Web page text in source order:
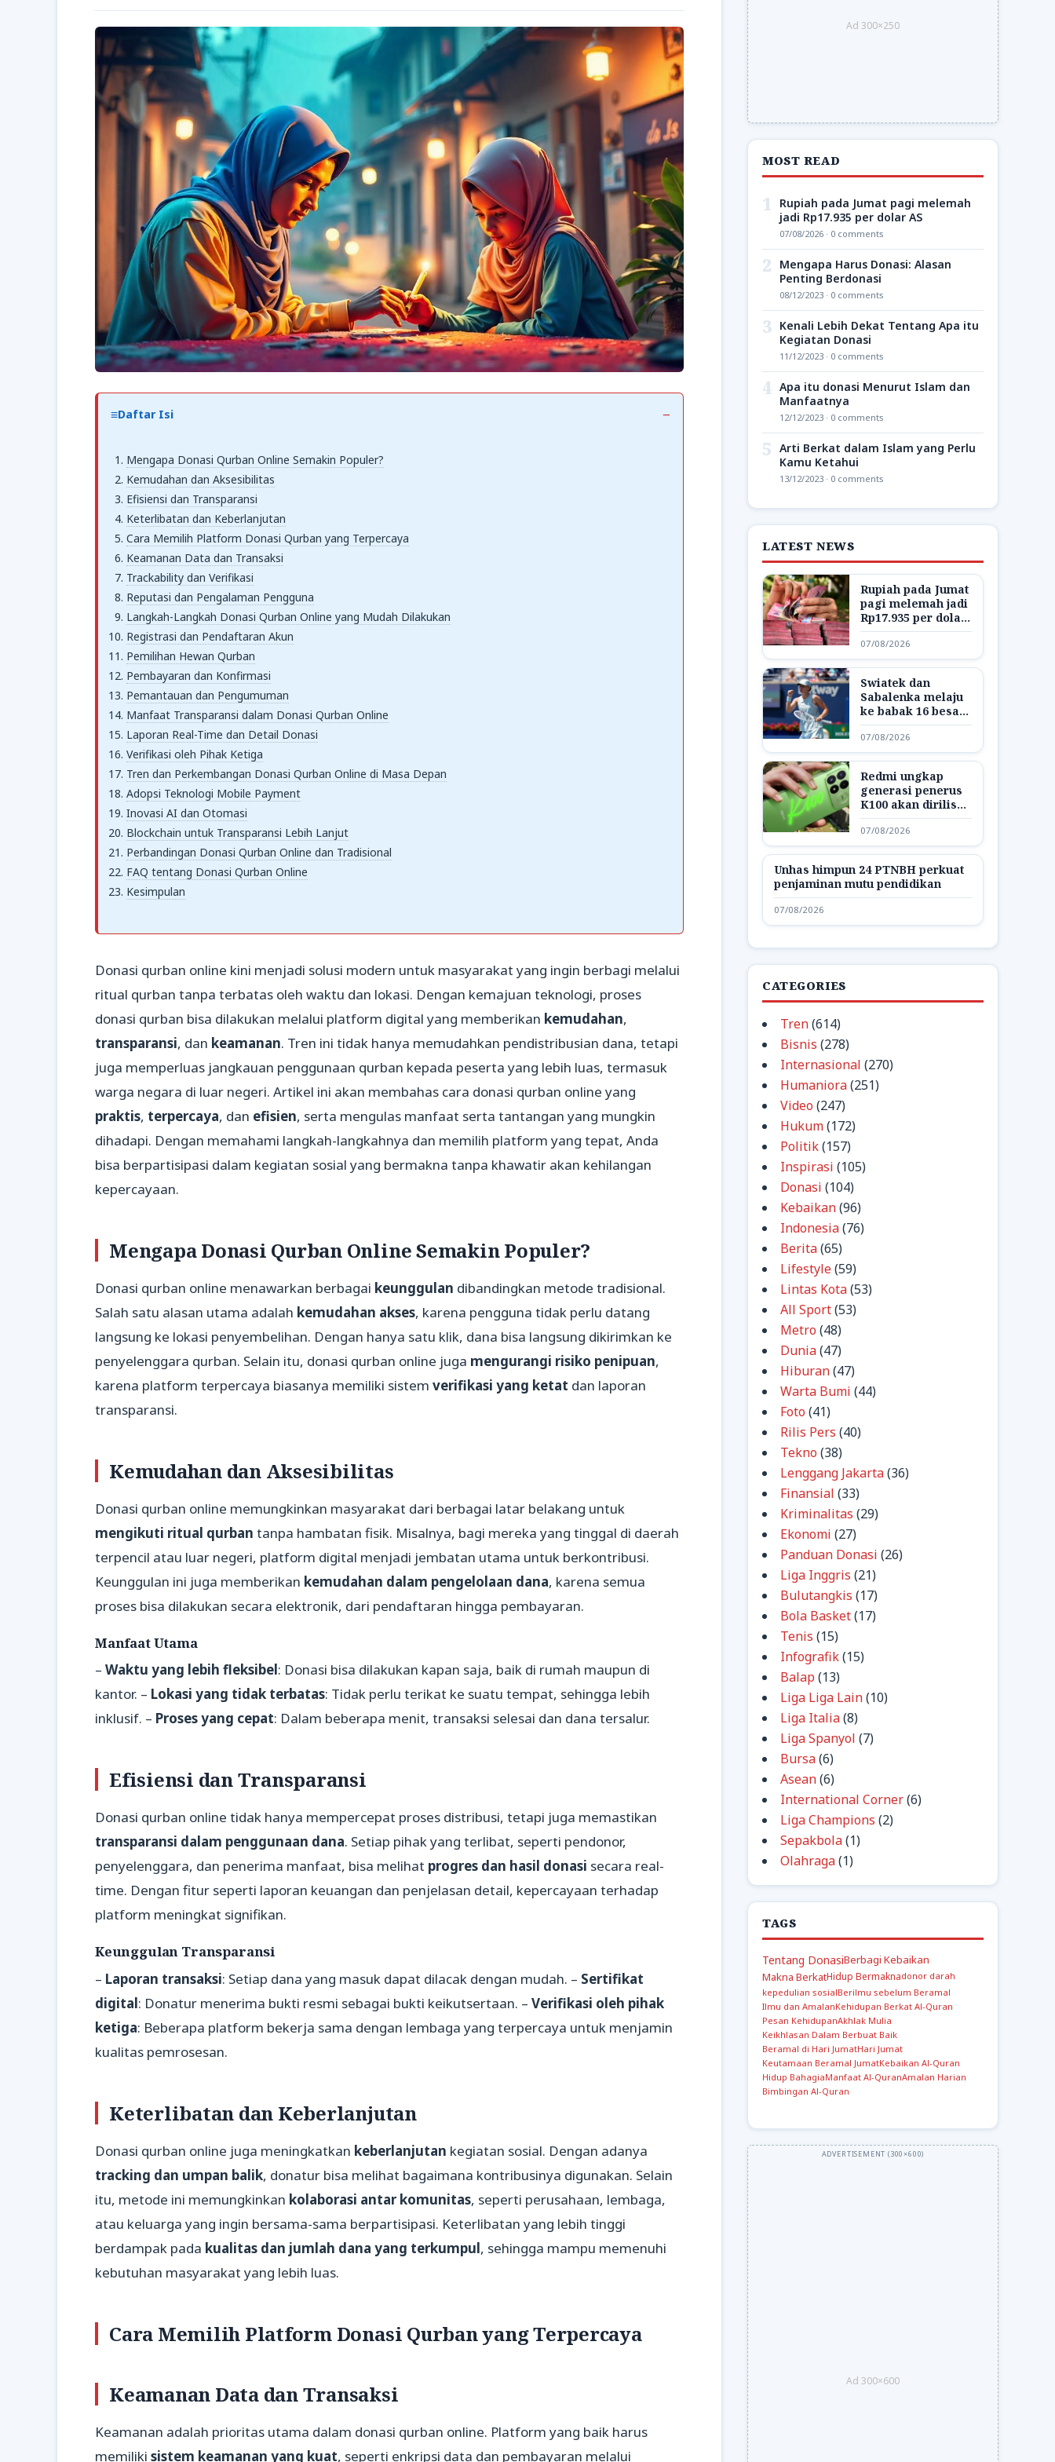
Daftar Isi
Mengapa Donasi Qurban Online Semakin Populer?
Kemudahan dan Aksesibilitas
Efisiensi dan Transparansi
Keterlibatan dan Keberlanjutan
Cara Memilih Platform Donasi Qurban yang Terpercaya
Keamanan Data dan Transaksi
Trackability dan Verifikasi
Reputasi dan Pengalaman Pengguna
Langkah-Langkah Donasi Qurban Online yang Mudah Dilakukan
Registrasi dan Pendaftaran Akun
Pemilihan Hewan Qurban
Pembayaran dan Konfirmasi
Pemantauan dan Pengumuman
Manfaat Transparansi dalam Donasi Qurban Online
Laporan Real-Time dan Detail Donasi
Verifikasi oleh Pihak Ketiga
Tren dan Perkembangan Donasi Qurban Online di Masa Depan
Adopsi Teknologi Mobile Payment
Inovasi AI dan Otomasi
Blockchain untuk Transparansi Lebih Lanjut
Perbandingan Donasi Qurban Online dan Tradisional
FAQ tentang Donasi Qurban Online
Kesimpulan
Donasi qurban online kini menjadi solusi modern untuk masyarakat yang ingin berbagi melalui
ritual qurban tanpa terbatas oleh waktu dan lokasi. Dengan kemajuan teknologi, proses
donasi qurban bisa dilakukan melalui platform digital yang memberikan kemudahan,
transparansi, dan keamanan. Tren ini tidak hanya memudahkan pendistribusian dana, tetapi
juga memperluas jangkauan penggunaan qurban kepada peserta yang lebih luas, termasuk
warga negara di luar negeri. Artikel ini akan membahas cara donasi qurban online yang
praktis, terpercaya, dan efisien, serta mengulas manfaat serta tantangan yang mungkin
dihadapi. Dengan memahami langkah-langkahnya dan memilih platform yang tepat, Anda
bisa berpartisipasi dalam kegiatan sosial yang bermakna tanpa khawatir akan kehilangan
kepercayaan.
Mengapa Donasi Qurban Online Semakin Populer?
Donasi qurban online menawarkan berbagai keunggulan dibandingkan metode tradisional.
Salah satu alasan utama adalah kemudahan akses, karena pengguna tidak perlu datang
langsung ke lokasi penyembelihan. Dengan hanya satu klik, dana bisa langsung dikirimkan ke
penyelenggara qurban. Selain itu, donasi qurban online juga mengurangi risiko penipuan,
karena platform terpercaya biasanya memiliki sistem verifikasi yang ketat dan laporan
transparansi.
Kemudahan dan Aksesibilitas
Donasi qurban online memungkinkan masyarakat dari berbagai latar belakang untuk
mengikuti ritual qurban tanpa hambatan fisik. Misalnya, bagi mereka yang tinggal di daerah
terpencil atau luar negeri, platform digital menjadi jembatan utama untuk berkontribusi.
Keunggulan ini juga memberikan kemudahan dalam pengelolaan dana, karena semua
proses bisa dilakukan secara elektronik, dari pendaftaran hingga pembayaran.
Manfaat Utama
– Waktu yang lebih fleksibel: Donasi bisa dilakukan kapan saja, baik di rumah maupun di
kantor. – Lokasi yang tidak terbatas: Tidak perlu terikat ke suatu tempat, sehingga lebih
inklusif. – Proses yang cepat: Dalam beberapa menit, transaksi selesai dan dana tersalur.
Efisiensi dan Transparansi
Donasi qurban online tidak hanya mempercepat proses distribusi, tetapi juga memastikan
transparansi dalam penggunaan dana. Setiap pihak yang terlibat, seperti pendonor,
penyelenggara, dan penerima manfaat, bisa melihat progres dan hasil donasi secara real-
time. Dengan fitur seperti laporan keuangan dan penjelasan detail, kepercayaan terhadap
platform meningkat signifikan.
Keunggulan Transparansi
– Laporan transaksi: Setiap dana yang masuk dapat dilacak dengan mudah. – Sertifikat
digital: Donatur menerima bukti resmi sebagai bukti keikutsertaan. – Verifikasi oleh pihak
ketiga: Beberapa platform bekerja sama dengan lembaga yang terpercaya untuk menjamin
kualitas pemrosesan.
Keterlibatan dan Keberlanjutan
Donasi qurban online juga meningkatkan keberlanjutan kegiatan sosial. Dengan adanya
tracking dan umpan balik, donatur bisa melihat bagaimana kontribusinya digunakan. Selain
itu, metode ini memungkinkan kolaborasi antar komunitas, seperti perusahaan, lembaga,
atau keluarga yang ingin bersama-sama berpartisipasi. Keterlibatan yang lebih tinggi
berdampak pada kualitas dan jumlah dana yang terkumpul, sehingga mampu memenuhi
kebutuhan masyarakat yang lebih luas.
Cara Memilih Platform Donasi Qurban yang Terpercaya
Keamanan Data dan Transaksi
Keamanan adalah prioritas utama dalam donasi qurban online. Platform yang baik harus
memiliki sistem keamanan yang kuat, seperti enkripsi data dan pembayaran melalui
Ad 300×250
MOST READ
1
Rupiah pada Jumat pagi melemah
jadi Rp17.935 per dolar AS
07/08/2026 · 0 comments
2
Mengapa Harus Donasi: Alasan
Penting Berdonasi
08/12/2023 · 0 comments
3 Kenali Lebih Dekat Tentang Apa itu
Kegiatan Donasi
11/12/2023 · 0 comments
4 Apa itu donasi Menurut Islam dan
Manfaatnya
12/12/2023 · 0 comments
5 Arti Berkat dalam Islam yang Perlu
Kamu Ketahui
13/12/2023 · 0 comments
LATEST NEWS
Rupiah pada Jumat
pagi melemah jadi
Rp17.935 per dolar
AS
07/08/2026
Swiatek dan
Sabalenka melaju
ke babak 16 besar
WTA 1000 Toronto
07/08/2026
Redmi ungkap
generasi penerus
K100 akan dirilis
dengan nama K200
07/08/2026
Unhas himpun 24 PTNBH perkuat
penjaminan mutu pendidikan
07/08/2026
CATEGORIES
Tren(614)
Bisnis (278)
Internasional (270)
Humaniora(251)
Video (247)
Hukum(172)
Politik(157)
Inspirasi (105)
Donasi (104)
Kebaikan(96)
Indonesia(76)
Berita(65)
Lifestyle(59)
Lintas Kota(53)
All Sport(53)
Metro (48)
Dunia(47)
Hiburan(47)
Warta Bumi (44)
Foto (41)
Rilis Pers (40)
Tekno (38)
Lenggang Jakarta(36)
Finansial (33)
Kriminalitas (29)
Ekonomi (27)
Panduan Donasi (26)
Liga Inggris (21)
Bulutangkis (17)
Bola Basket(17)
Tenis (15)
Infografik(15)
Balap (13)
Liga Liga Lain(10)
Liga Italia(8)
Liga Spanyol (7)
Bursa(6)
Asean(6)
International Corner(6)
Liga Champions (2)
Sepakbola(1)
Olahraga(1)
TAGS
Tentang DonasiBerbagi Kebaikan
Makna BerkatHidup Bermaknadonor darah
kepedulian sosialBerilmu sebelum Beramal
Ilmu dan AmalanKehidupan Berkat Al-Quran
Pesan KehidupanAkhlak Mulia
Keikhlasan Dalam Berbuat Baik
Beramal di Hari JumatHari Jumat
Keutamaan Beramal JumatKebaikan Al-Quran
Hidup BahagiaManfaat Al-QuranAmalan Harian
Bimbingan Al-Quran
Ad 300×600